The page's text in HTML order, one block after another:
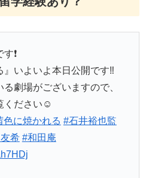
❗️
』いよいよ本日公開です‼️
劇場がございますので、
ください☺️
色に焼かれる #石井裕也監
希 #和田庵